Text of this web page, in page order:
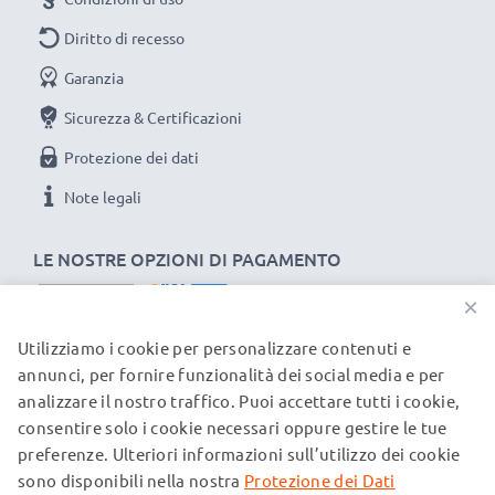
Ciascuna batteria CELLONIC viene sottoposta a
severe verifiche e test approfonditi per assicurare
le migliori prestazioni e una durata lunghissima.
Ordina ora per una spedizione rapida e 3 anni di
garanzia.
LE NOSTRE OPZIONI DI PAGAMENTO
Diritto di recesso
Garanzia
Sicurezza & Certificazioni
Protezione dei dati
Note legali
I NOSTRI PARTNER DI SPEDIZIONE
© subtel.ch 2026
Tutti i prezzi sono comprensivi di IVA e al netto dei costi di
spedizione. Si prega di notare che tutti i marchi citati sono
×
Utilizziamo i cookie per personalizzare contenuti e
annunci, per fornire funzionalità dei social media e per
analizzare il nostro traffico. Puoi accettare tutti i cookie,
consentire solo i cookie necessari oppure gestire le tue
preferenze. Ulteriori informazioni sull’utilizzo dei cookie
sono disponibili nella nostra Protezione dei Dati